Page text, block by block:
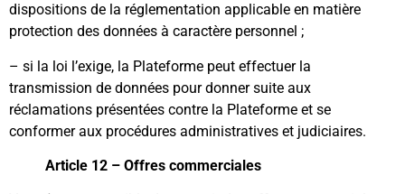
dispositions de la réglementation applicable en matière
protection des données à caractère personnel ;
– si la loi l’exige, la Plateforme peut effectuer la
transmission de données pour donner suite aux
réclamations présentées contre la Plateforme et se
conformer aux procédures administratives et judiciaires.
Article 12 – Offres commerciales